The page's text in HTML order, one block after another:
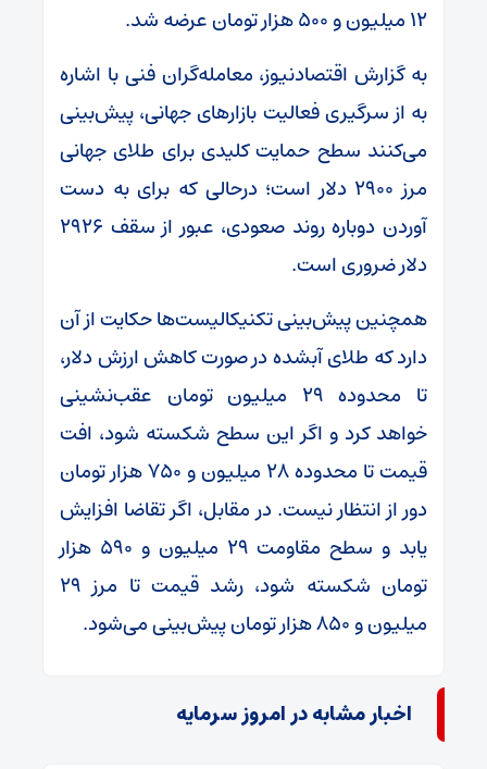
۱۲ میلیون و ۵۰۰ هزار تومان عرضه شد.
به گزارش اقتصادنیوز،‌ معامله‌گران فنی با اشاره
به از سرگیری فعالیت بازارهای جهانی، پیش‌بینی
می‌کنند سطح حمایت کلیدی برای طلای جهانی
مرز ۲۹۰۰ دلار است؛ درحالی که برای به دست
آوردن دوباره روند صعودی، عبور از سقف ۲۹۲۶
دلار ضروری است.
همچنین پیش‌بینی تکنیکالیست‌ها حکایت از آن
دارد که طلای آبشده در صورت کاهش ارزش دلار،
تا محدوده ۲۹ میلیون تومان عقب‌نشینی
خواهد کرد و اگر این سطح شکسته شود، افت
قیمت تا محدوده ۲۸ میلیون و ۷۵۰ هزار تومان
دور از انتظار نیست. در مقابل، اگر تقاضا افزایش
یابد و سطح مقاومت ۲۹ میلیون و ۵۹۰ هزار
تومان شکسته شود، رشد قیمت تا مرز ۲۹
میلیون و ۸۵۰ هزار تومان پیش‌بینی می‌شود.
اخبار مشابه در امروز سرمایه